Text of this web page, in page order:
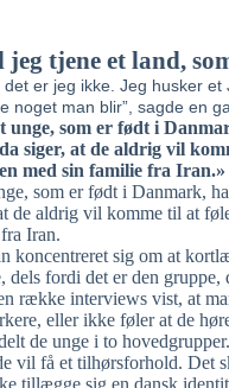
tjene et land,
er jeg ikke. Jeg husker
noget man blir”, sagde en
unge, som er født i
siger, at de aldrig vil
med sin familie fra Iran.»
som er født i Danmark,
de aldrig vil komme til at
Iran.
koncentreret sig om at
dels fordi det er den
række interviews vist, at
eller ikke føler at de
de unge i to
vil få et tilhørsforhold. Det
tillægge sig en dansk